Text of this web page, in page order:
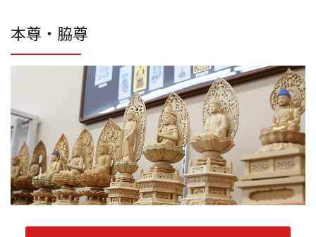
本尊・脇尊